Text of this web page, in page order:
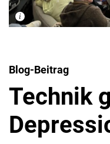
Blog-Beitrag
Technik